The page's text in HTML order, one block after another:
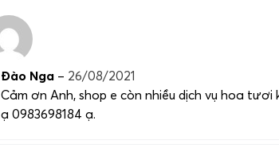
Đào Nga – 26/08/2021
Cảm ơn Anh, shop e còn nhiều dịch vụ hoa
ạ 0983698184 ạ.